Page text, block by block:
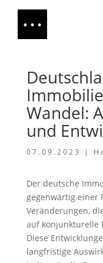
Wandel:
und
07.09.2023 |
Der deutsche
gegenwärtig einer
Veränderungen,
auf konjunkturelle
Diese
langfristige